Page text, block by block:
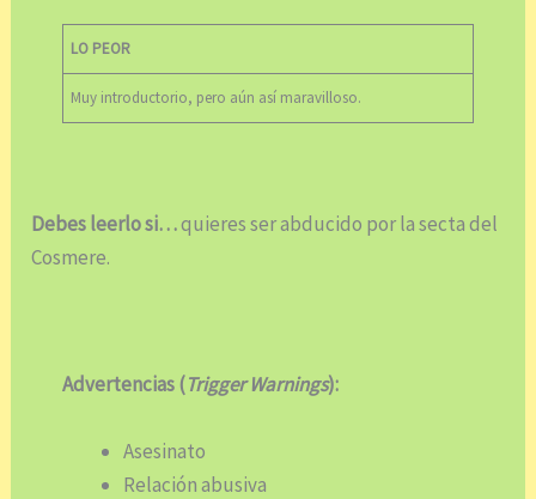
LO PEOR
Muy introductorio, pero aún así maravilloso.
Debes leerlo si…quieres ser abducido por la secta del
Cosmere.
Advertencias (Trigger Warnings):
Asesinato
Relación abusiva